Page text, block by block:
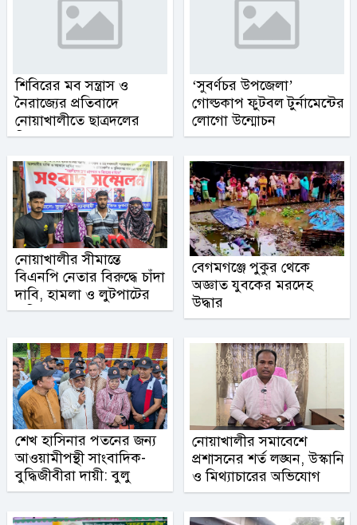
শিবিরের মব সন্ত্রাস ও
নৈরাজ্যের প্রতিবাদে
নোয়াখালীতে ছাত্রদলের
বিক্ষোভ
‘সুবর্ণচর উপজেলা’
গোল্ডকাপ ফুটবল টুর্নামেন্টের
লোগো উন্মোচন
নোয়াখালীর সীমান্তে
বিএনপি নেতার বিরুদ্ধে চাঁদা
দাবি, হামলা ও লুটপাটের
অভিযোগ
বেগমগঞ্জে পুকুর থেকে
অজ্ঞাত যুবকের মরদেহ
উদ্ধার
শেখ হাসিনার পতনের জন্য
আওয়ামীপন্থী সাংবাদিক-
বুদ্ধিজীবীরা দায়ী: বুলু
নোয়াখালীর সমাবেশে
প্রশাসনের শর্ত লঙ্ঘন, উস্কানি
ও মিথ্যাচারের অভিযোগ